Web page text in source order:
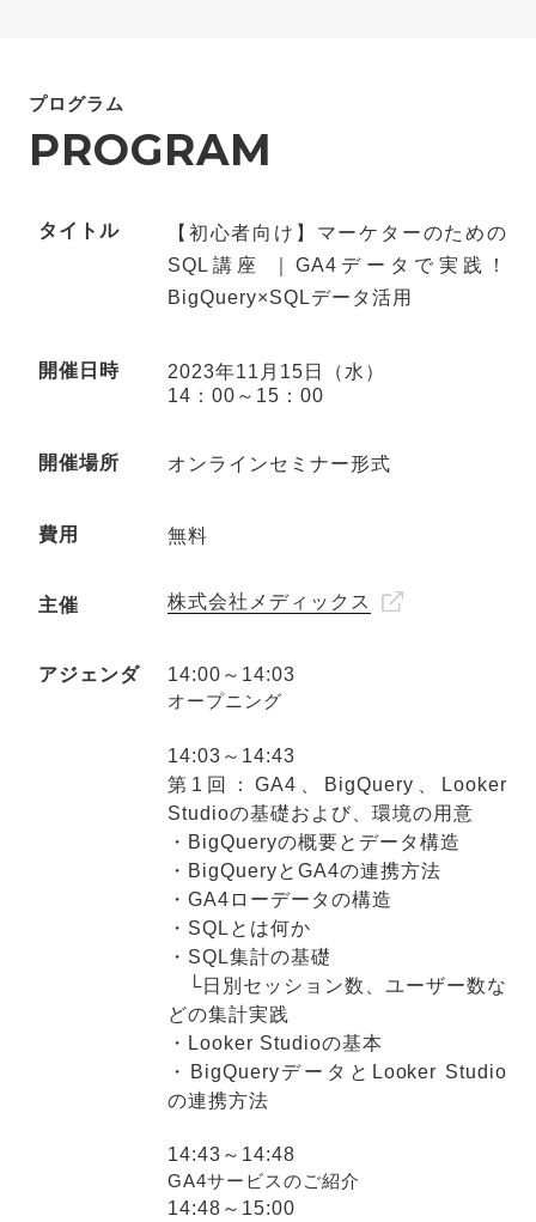
プログラム
PROGRAM
タイトル
【初心者向け】マーケターのための
SQL講座 ｜GA4データで実践！
BigQuery×SQLデータ活用
開催日時
2023年11月15日（水）
14：00～15：00
開催場所 オンラインセミナー形式
費用 無料
主催 株式会社メディックス
アジェンダ
14:00～14:03
オープニング
14:03～14:43
第1回：GA4、BigQuery、Looker
Studioの基礎および、環境の用意
・BigQueryの概要とデータ構造
・BigQueryとGA4の連携方法
・GA4ローデータの構造
・SQLとは何か
・SQL集計の基礎
└日別セッション数、ユーザー数な
どの集計実践
・Looker Studioの基本
・BigQueryデータとLooker Studio
の連携方法
14:43～14:48
GA4サービスのご紹介
14:48～15:00